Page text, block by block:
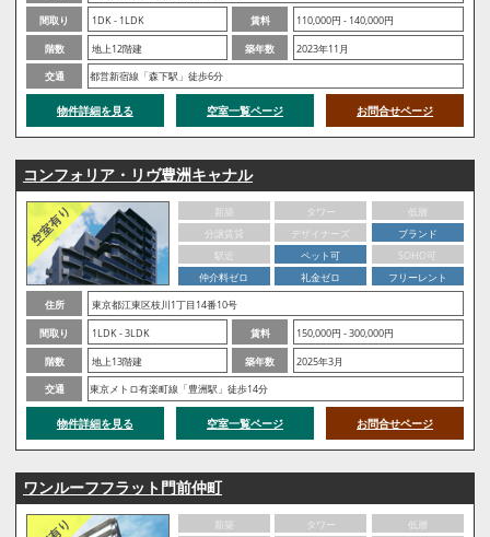
間取り
1DK - 1LDK 賃料
110,000円 - 140,000円
階数
地上12階建 築年数
2023年11月
交通
都営新宿線「森下駅」徒歩6分
物件詳細を見る 空室一覧ページ お問合せページ
コンフォリア・リヴ豊洲キャナル
新築 タワー
低層
分譲賃貸
デザイナーズ
ブランド
駅近
ペット可
SOHO可
仲介料ゼロ
礼金ゼロ
フリーレント
住所
東京都江東区枝川1丁目14番10号
間取り
1LDK - 3LDK 賃料
150,000円 - 300,000円
階数
地上13階建 築年数
2025年3月
交通
東京メトロ有楽町線「豊洲駅」徒歩14分
物件詳細を見る 空室一覧ページ お問合せページ
ワンルーフフラット門前仲町
新築 タワー
低層